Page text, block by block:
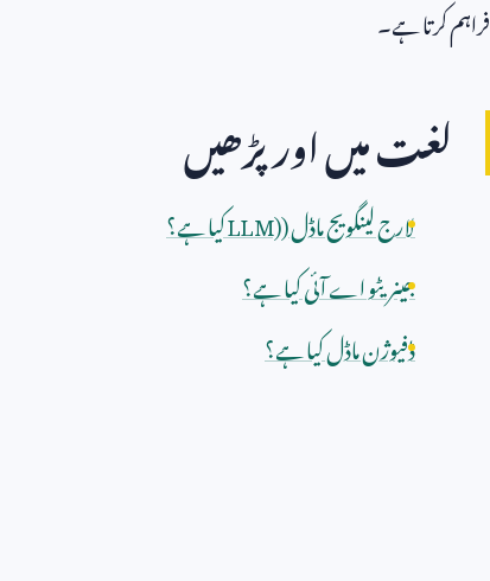
فراہم کرتا ہے۔
لغت میں اور پڑھیں
لارج لینگویج ماڈل (LLM)کیا ہے؟
جینریٹو اے آئی کیا ہے؟
ڈفیوژن ماڈل کیا ہے؟